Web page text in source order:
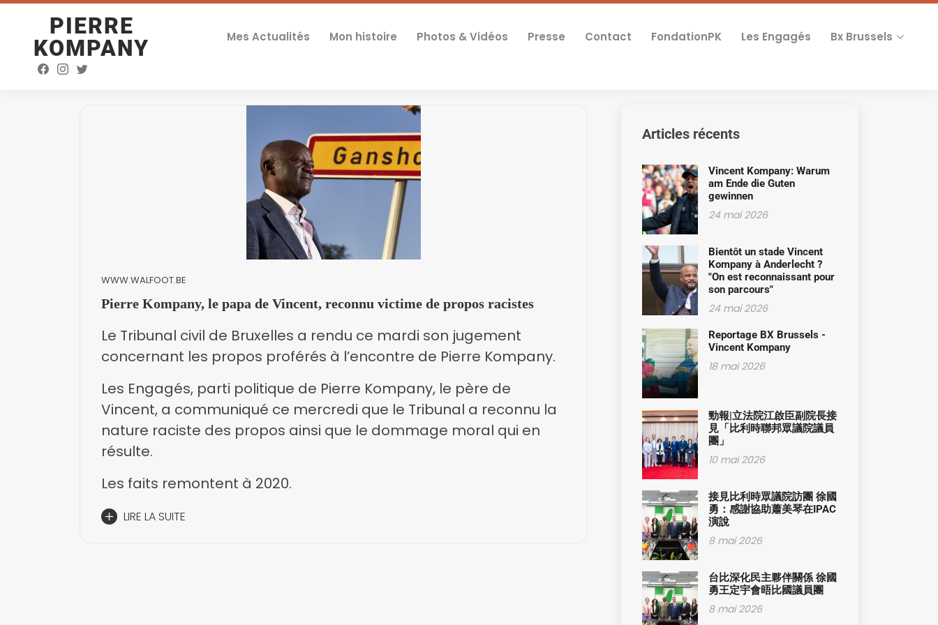
PIERRE
KOMPANY
Mes Actualités Mon histoire Photos & Vidéos Presse Contact FondationPK Les Engagés Bx Brussels
WWW.WALFOOT.BE
Pierre Kompany, le papa de Vincent, reconnu victime de propos racistes
Le Tribunal civil de Bruxelles a rendu ce mardi son jugement
concernant les propos proférés à l’encontre de Pierre Kompany.
Les Engagés, parti politique de Pierre Kompany, le père de
Vincent, a communiqué ce mercredi que le Tribunal a reconnu la
nature raciste des propos ainsi que le dommage moral qui en
résulte.
Les faits remontent à 2020.
LIRE LA SUITE
Articles récents
Vincent Kompany: Warum
am Ende die Guten
gewinnen
24 mai 2026
Bientôt un stade Vincent
Kompany à Anderlecht ?
"On est reconnaissant pour
son parcours"
24 mai 2026
Reportage BX Brussels -
Vincent Kompany
18 mai 2026
勁報|立法院江啟臣副院長接
見「比利時聯邦眾議院議員
團」
10 mai 2026
接見比利時眾議院訪團 徐國
勇：感謝協助蕭美琴在IPAC
演說
8 mai 2026
台比深化民主夥伴關係 徐國
勇王定宇會晤比國議員團
8 mai 2026